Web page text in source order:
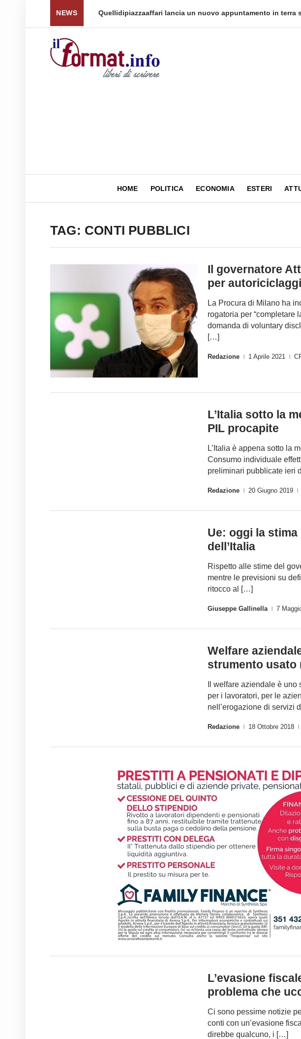
NEWS
per tornare a ... Quellidipiazzaaffari lancia un nuovo appuntamento in terra
HOME POLITICA ECONOMIA ESTERI
TAG: CONTI PUBBLICI
Il governatore
per
La Procura di Milano ha
rogatoria per “completare
domanda di voluntary
[…]
Redazione 1 Aprile 2021
L’Italia sotto la
PIL procapite
L’Italia è appena sotto la
Consumo individuale
preliminari pubblicate ieri
Redazione 20 Giugno 2019
Ue: oggi la
dell’Italia
Rispetto alle stime del
mentre le previsioni su
ritocco al […]
Giuseppe Gallinella 7
Welfare
strumento usato
Il welfare aziendale è
per i lavoratori, per le
nell’erogazione di servizi
Redazione 18 Ottobre 2018
L’evasione
problema che
Ci sono pessime notizie
conti con un’evasione
direbbe qualcuno, i […]